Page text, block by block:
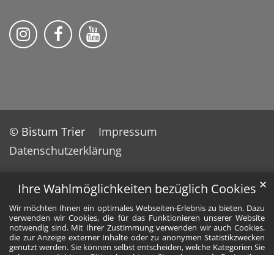
Ihre Wahlmöglichkeiten bezüglich Cookies
Wir möchten Ihnen ein optimales Webseiten-Erlebnis zu bieten. Dazu
verwenden wir Cookies, die für das Funktionieren unserer Website
notwendig sind. Mit Ihrer Zustimmung verwenden wir auch Cookies,
die zur Anzeige externer Inhalte oder zu anonymen Statistikzwecken
genutzt werden. Sie können selbst entscheiden, welche Kategorien Sie
✕
Pfarreiengemeinschaft Grafschaft auf
Pfarreiengemeinschaft Grafschaft
Pfarreiengemeinschaft
© Bistum Trier
Impressum
Datenschutzerklärung